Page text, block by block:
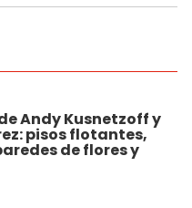
Andy Kusnetzoff y
pisos flotantes,
de flores y